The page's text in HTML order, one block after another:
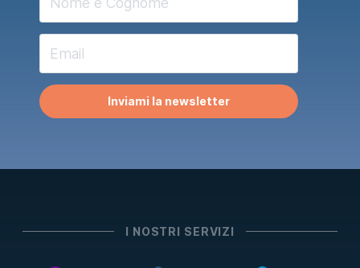
Inviami la newsletter
I NOSTRI SERVIZI